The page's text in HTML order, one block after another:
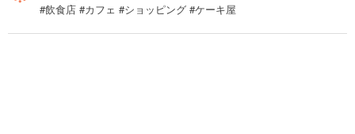
#飲食店 #カフェ #ショッピング #ケーキ屋